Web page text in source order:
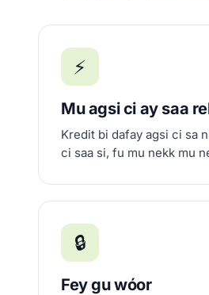
⚡
Mu agsi ci ay saa
Kredit bi dafay agsi ci sa
ci saa si, fu mu nekk mu
🔒
Fey gu wóor